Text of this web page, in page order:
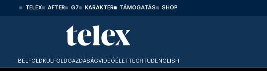
TELEX AFTER G7 KARAKTER TÁMOGATÁS SHOP
BELFÖLDKÜLFÖLDGAZDASÁGVIDEÓÉLETTECHTUDENGLISH